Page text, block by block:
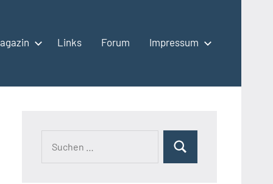
Links Forum Impressum
Suchen